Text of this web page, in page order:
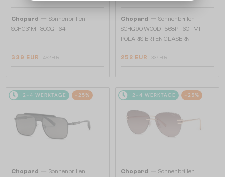
Chopard — Sonnenbrillen
SCHG31M - 300G - 64
339 EUR 452 EUR
Chopard — Sonnenbrillen
SCHG90 WOOD - 568P - 60 - MIT
POLARISIERTEN GLÄSERN
252 EUR 337 EUR
2-4 WERKTAGE -25%
Chopard — Sonnenbrillen
2-4 WERKTAGE -25%
Chopard — Sonnenbrillen